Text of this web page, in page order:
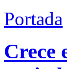
Portada
Crece